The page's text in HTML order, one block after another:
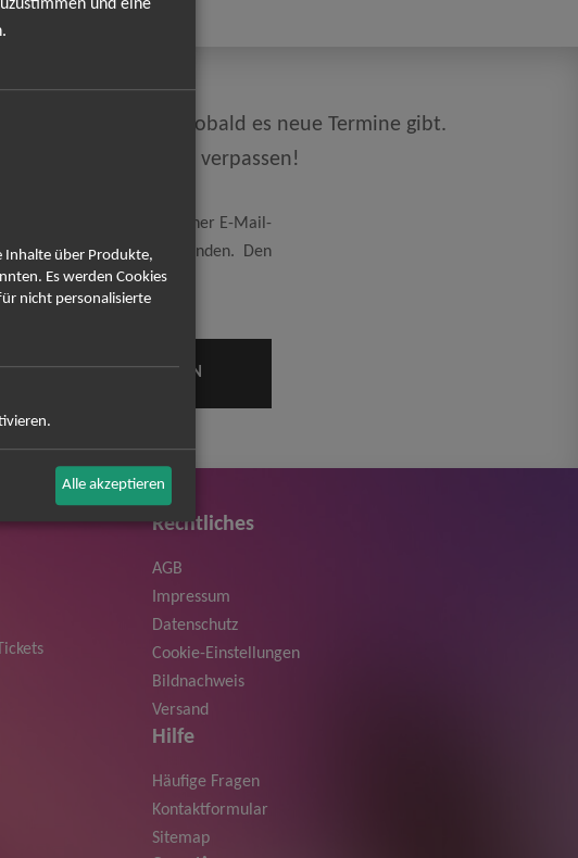
gerne direkt, sobald es neue Termine gibt.
Tourdaten mehr verpassen!
einer Speicherung meiner E-Mail-
einverstanden. Den
Rechtliches
AGB
Impressum
Datenschutz
Cookie-Einstellungen
Bildnachweis
Versand
Hilfe
Häufige Fragen
Kontaktformular
Sitemap
und eine
Inhalte über Produkte,
Es werden Cookies
nicht personalisierte
Alle akzeptieren